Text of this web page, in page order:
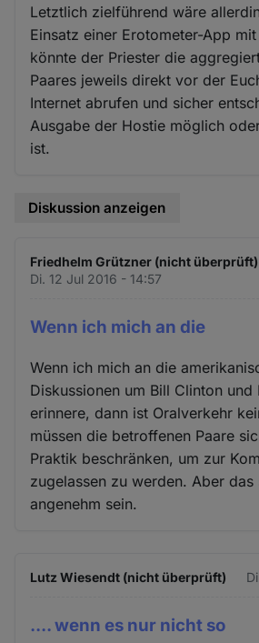
Letztlich zielführend wäre
Einsatz einer Erotometer-App
könnte der Priester die
Paares jeweils direkt vor der
Internet abrufen und sicher
Ausgabe der Hostie möglich
ist.
Diskussion anzeigen
Friedhelm Grützner (nicht überprüft)
Di. 12 Jul 2016 - 14:57
Wenn ich mich an die
Wenn ich mich an die
Diskussionen um Bill Clinton
erinnere, dann ist Oralverkehr
müssen die betroffenen Paare
Praktik beschränken, um zur
zugelassen zu werden. Aber
angenehm sein.
Lutz Wiesendt (nicht überprüft)
.... wenn es nur nicht so